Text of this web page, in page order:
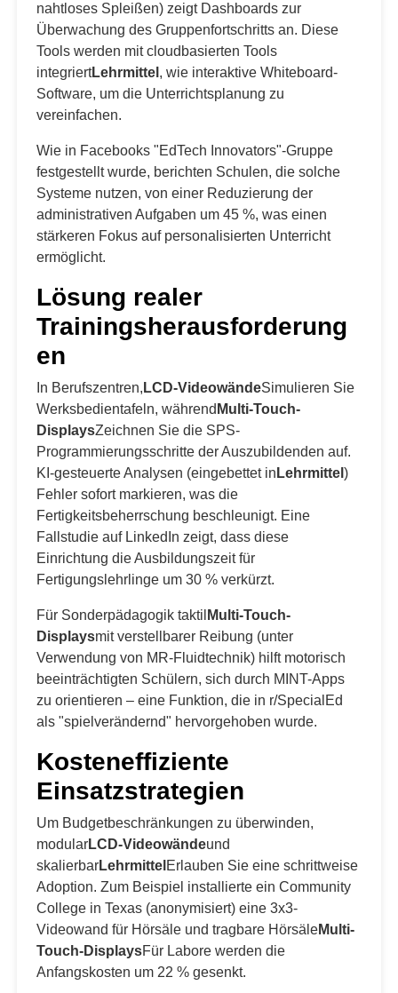
nahtloses Spleißen) zeigt Dashboards zur
Überwachung des Gruppenfortschritts an. Diese
Tools werden mit cloudbasierten Tools
integriertLehrmittel , wie interaktive Whiteboard-
Software, um die Unterrichtsplanung zu
vereinfachen.
Wie in Facebooks "EdTech Innovators"-Gruppe
festgestellt wurde, berichten Schulen, die solche
Systeme nutzen, von einer Reduzierung der
administrativen Aufgaben um 45 %, was einen
stärkeren Fokus auf personalisierten Unterricht
ermöglicht.
Lösung realer
Trainingsherausforderung
en
In Berufszentren, LCD-VideowändeSimulieren Sie
Werksbedientafeln, während Multi-Touch-
DisplaysZeichnen Sie die SPS-
Programmierungsschritte der Auszubildenden auf.
KI-gesteuerte Analysen (eingebettet in Lehrmittel)
Fehler sofort markieren, was die
Fertigkeitsbeherrschung beschleunigt. Eine
Fallstudie auf LinkedIn zeigt, dass diese
Einrichtung die Ausbildungszeit für
Fertigungslehrlinge um 30 % verkürzt.
Für Sonderpädagogik taktil Multi-Touch-
Displaysmit verstellbarer Reibung (unter
Verwendung von MR-Fluidtechnik) hilft motorisch
beeinträchtigten Schülern, sich durch MINT-Apps
zu orientieren – eine Funktion, die in r/SpecialEd
als "spielverändernd" hervorgehoben wurde.
Kosteneffiziente
Einsatzstrategien
Um Budgetbeschränkungen zu überwinden,
modularLCD-Videowändeund
skalierbarLehrmittel Erlauben Sie eine schrittweise
Adoption. Zum Beispiel installierte ein Community
College in Texas (anonymisiert) eine 3x3-
Videowand für Hörsäle und tragbare HörsäleMulti-
Touch-DisplaysFür Labore werden die
Anfangskosten um 22 % gesenkt.